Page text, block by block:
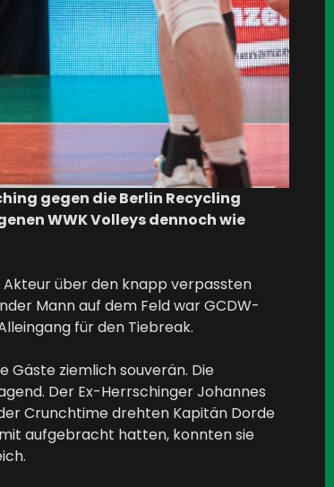
gegen die Berlin Recycling
WWK Volleys dennoch wie
über den knapp verpassten
Mann auf dem Feld war GCDW-
für den Tiebreak.
Gäste ziemlich souverän. Die
Der Ex-Herrschinger Johannes
Crunchtime drehten Kapitän Dorde
aufgebracht hatten, konnten sie